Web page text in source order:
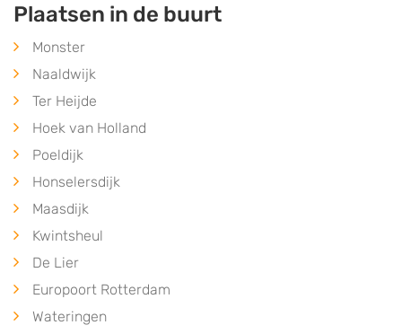
Plaatsen in de buurt
Monster
Naaldwijk
Ter Heijde
Hoek van Holland
Poeldijk
Honselersdijk
Maasdijk
Kwintsheul
De Lier
Europoort Rotterdam
Wateringen